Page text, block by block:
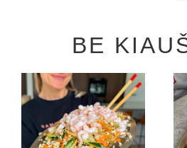
BE